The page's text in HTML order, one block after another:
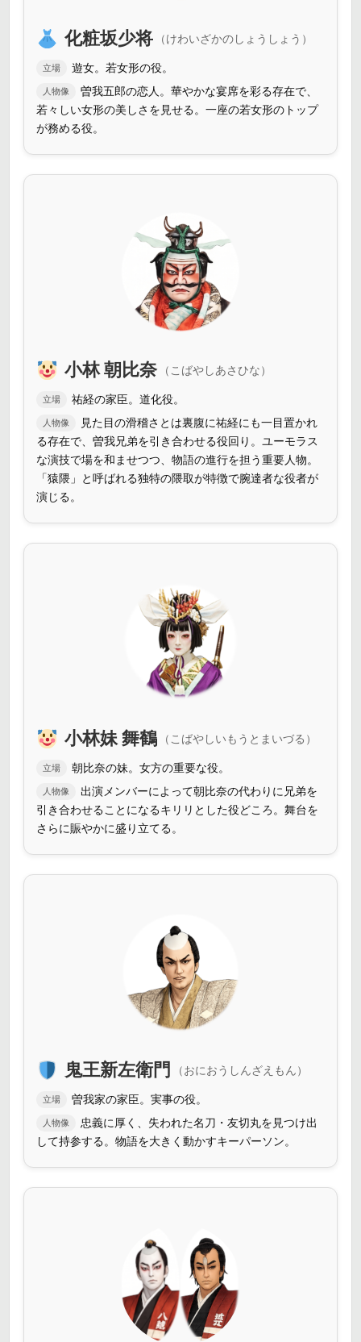
化粧坂少将 （けわいざかのしょうしょう）
立場 遊女。若女形の役。
人物像
曽我五郎の恋人。華やかな宴席を彩る存在で、
若々しい女形の美しさを見せる。一座の若女形のトップ
が務める役。
小林 朝比奈 （こばやしあさひな）
立場 祐経の家臣。道化役。
人物像
見た目の滑稽さとは裏腹に祐経にも一目置かれ
る存在で、曽我兄弟を引き合わせる役回り。ユーモラス
な演技で場を和ませつつ、物語の進行を担う重要人物。
「猿隈」と呼ばれる独特の隈取が特徴で腕達者な役者が
演じる。
小林妹 舞鶴 （こばやしいもうとまいづる）
立場 朝比奈の妹。女方の重要な役。
人物像
出演メンバーによって朝比奈の代わりに兄弟を
引き合わせることになるキリリとした役どころ。舞台を
さらに賑やかに盛り立てる。
鬼王新左衛門 （おにおうしんざえもん）
立場 曽我家の家臣。実事の役。
人物像
忠義に厚く、失われた名刀・友切丸を見つけ出
して持参する。物語を大きく動かすキーパーソン。